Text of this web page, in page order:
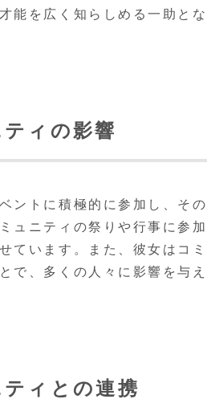
能を広く知らしめる一助とな
ィの影響
ントに積極的に参加し、そ
ュニティの祭りや行事に参
ています。また、彼女はコ
で、多くの人々に影響を与え
ィとの連携